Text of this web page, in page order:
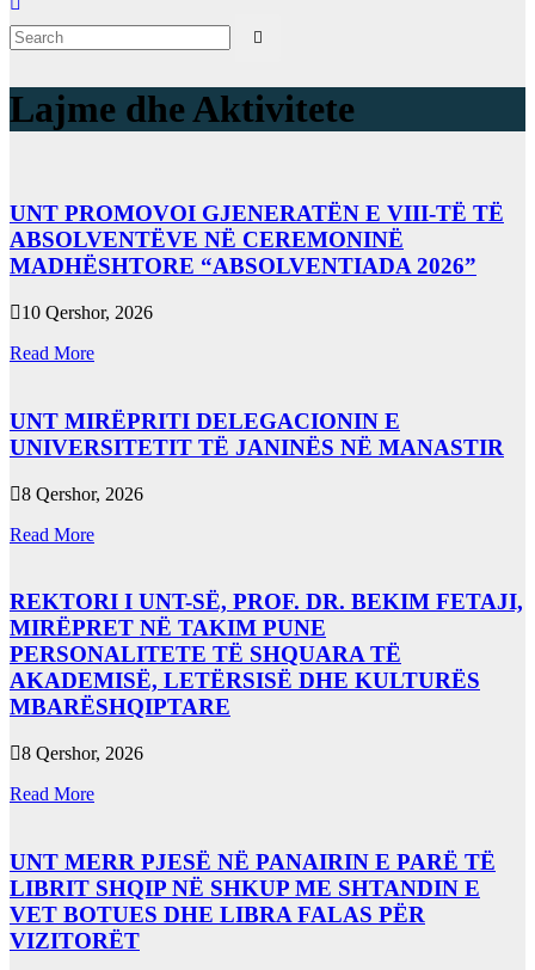
Lajme dhe Aktivitete
UNT PROMOVOI GJENERATËN E VIII-TË TË
ABSOLVENTËVE NË CEREMONINË
MADHËSHTORE “ABSOLVENTIADA 2026”
10 Qershor, 2026
Read More
UNT MIRËPRITI DELEGACIONIN E
UNIVERSITETIT TË JANINËS NË MANASTIR
8 Qershor, 2026
Read More
REKTORI I UNT-SË, PROF. DR. BEKIM FETAJI,
MIRËPRET NË TAKIM PUNE
PERSONALITETE TË SHQUARA TË
AKADEMISË, LETËRSISË DHE KULTURËS
MBARËSHQIPTARE
8 Qershor, 2026
Read More
UNT MERR PJESË NË PANAIRIN E PARË TË
LIBRIT SHQIP NË SHKUP ME SHTANDIN E
VET BOTUES DHE LIBRA FALAS PËR
VIZITORËT